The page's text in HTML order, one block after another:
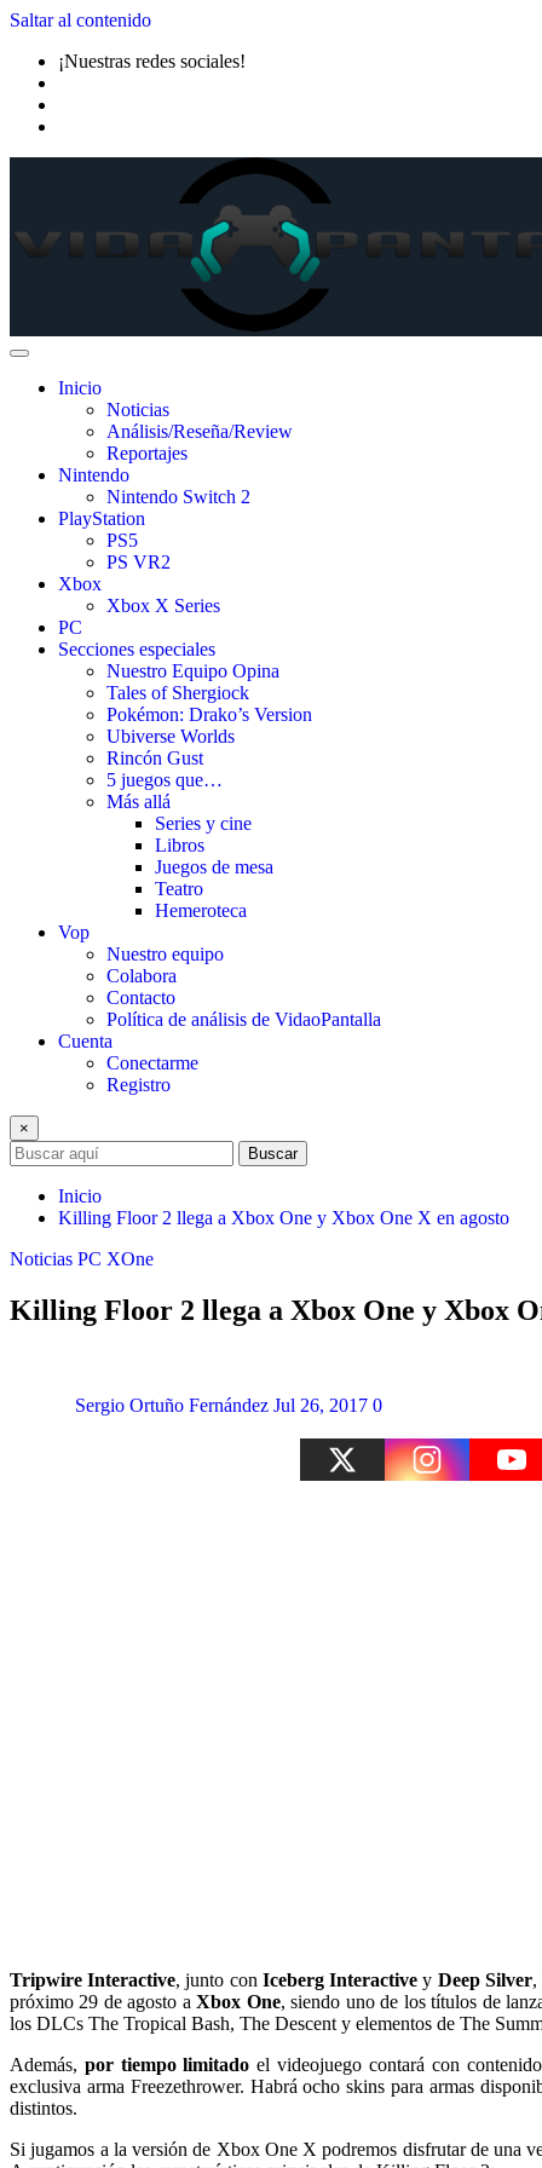
Saltar al contenido
¡Nuestras redes sociales!
Inicio
Noticias
Análisis/Reseña/Review
Reportajes
Nintendo
Nintendo Switch 2
PlayStation
PS5
PS VR2
Xbox
Xbox X Series
PC
Secciones especiales
Nuestro Equipo Opina
Tales of Shergiock
Pokémon: Drako’s Version
Ubiverse Worlds
Rincón Gust
5 juegos que…
Más allá
Series y cine
Libros
Juegos de mesa
Teatro
Hemeroteca
Vop
Nuestro equipo
Colabora
Contacto
Política de análisis de VidaoPantalla
Cuenta
Conectarme
Registro
×
Buscar
Inicio
Killing Floor 2 llega a Xbox One y Xbox One X en agosto
Noticias PC XOne
Killing Floor 2 llega a Xbox One y Xbox
Sergio Ortuño Fernández Jul 26, 2017 0
Tripwire Interactive, junto con Iceberg Interactivey Deep Silver,
próximo 29 de agosto a Xbox One, siendo uno de los títulos de
los DLCs The Tropical Bash, The Descent y elementos de The
Además, por tiempo limitado el videojuego contará con
exclusiva arma Freezethrower. Habrá ocho skins para armas
distintos.
Si jugamos a la versión de Xbox One X podremos disfrutar de una